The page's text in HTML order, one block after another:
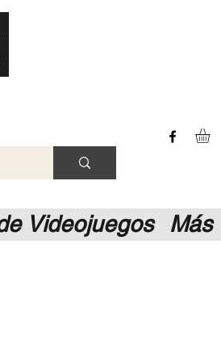
Videojuegos Más